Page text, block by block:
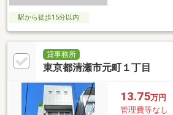
駅から徒歩15分以内
貸事務所
東京都清瀬市元町１丁目
13.75万円
管理費等なし